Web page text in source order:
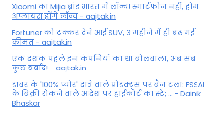
Xiaomi का Mijia ब्रांड भारत में लॉन्च! स्मार्टफोन नहीं, होम
अप्लायंस होंगे लॉन्च - aajtak.in
Fortuner को टक्कर देने आई SUV, 3 महीने में ही बढ़ गई
कीमत - aajtak.in
एक दशक पहले इन कंपनियों का था बोलबाला, अब सब
कुछ बर्बाद! - aajtak.in
डाबर के '100% प्योर' दावे वाले प्रोडक्ट्स पर बैन टला: FSSAI
के बिक्री रोकने वाले आदेश पर हाईकोर्ट का स्टे; ... - Dainik
Bhaskar